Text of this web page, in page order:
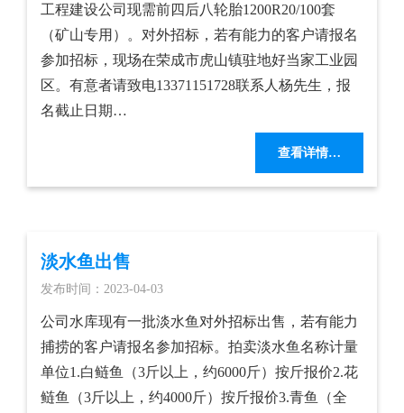
工程建设公司现需前四后八轮胎1200R20/100套
（矿山专用）。对外招标，若有能力的客户请报名
参加招标，现场在荣成市虎山镇驻地好当家工业园
区。有意者请致电13371151728联系人杨先生，报
名截止日期…
查看详情…
淡水鱼出售
发布时间：2023-04-03
公司水库现有一批淡水鱼对外招标出售，若有能力
捕捞的客户请报名参加招标。拍卖淡水鱼名称计量
单位1.白鲢鱼（3斤以上，约6000斤）按斤报价2.花
鲢鱼（3斤以上，约4000斤）按斤报价3.青鱼（全